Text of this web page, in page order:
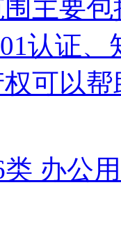
主要包
认证
可以
办公